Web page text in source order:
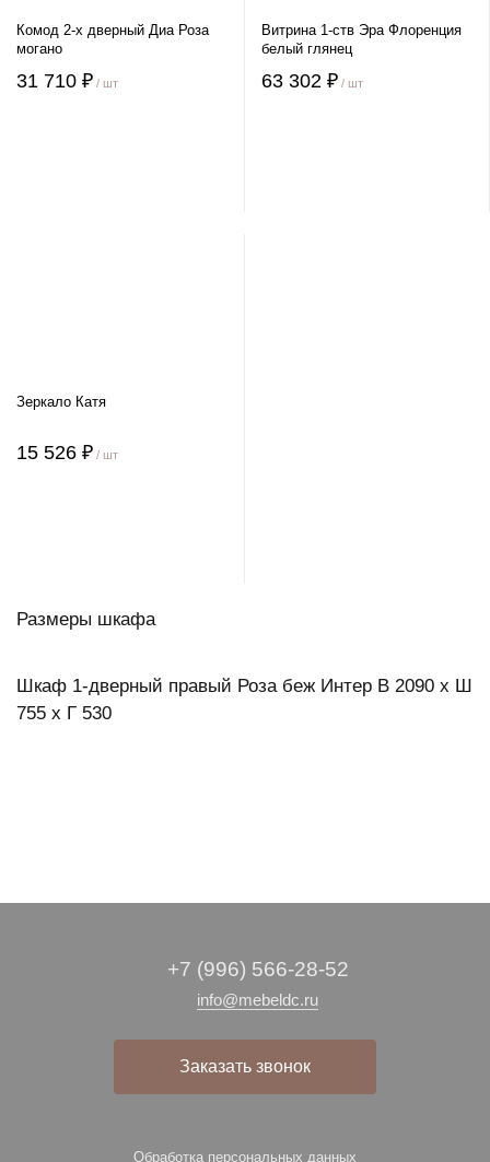
Комод 2-х дверный Диа Роза
могано
31 710 ₽ / шт
Витрина 1-ств Эра Флоренция
белый глянец
63 302 ₽ / шт
Зеркало Катя
15 526 ₽ / шт
Размеры шкафа
Шкаф 1-дверный правый Роза беж Интер В 2090 х Ш
755 х Г 530
+7 (996) 566-28-52
info@mebeldc.ru
Заказать звонок
Обработка персональных данных